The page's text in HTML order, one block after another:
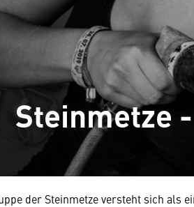
Steinmetze
der Steinmetze versteht sich als